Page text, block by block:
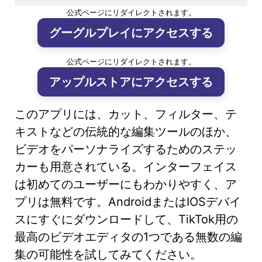
公式ページにリダイレクトされます。
グーグルプレイにアクセスする
公式ページにリダイレクトされます。
アップルストアにアクセスする
このアプリには、カット、フィルター、テ
キストなどの伝統的な編集ツールのほか、
ビデオをパーソナライズするためのステッ
カーも用意されている。インターフェイス
は初めてのユーザーにもわかりやすく、ア
プリは無料です。AndroidまたはIOSデバイ
スにすぐにダウンロードして、TikTok用の
最高のビデオエディタの1つである無数の編
集の可能性を試してみてください。